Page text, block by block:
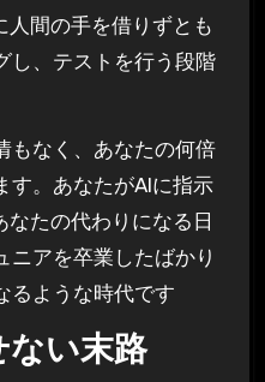
人間の手を借りずとも
し、テストを行う段階
もなく、あなたの何倍
す。あなたがAIに指示
なたの代わりになる日
ニアを卒業したばかり
るような時代です
い末路